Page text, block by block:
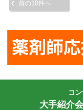
前の10件へ
コ
大手紹介